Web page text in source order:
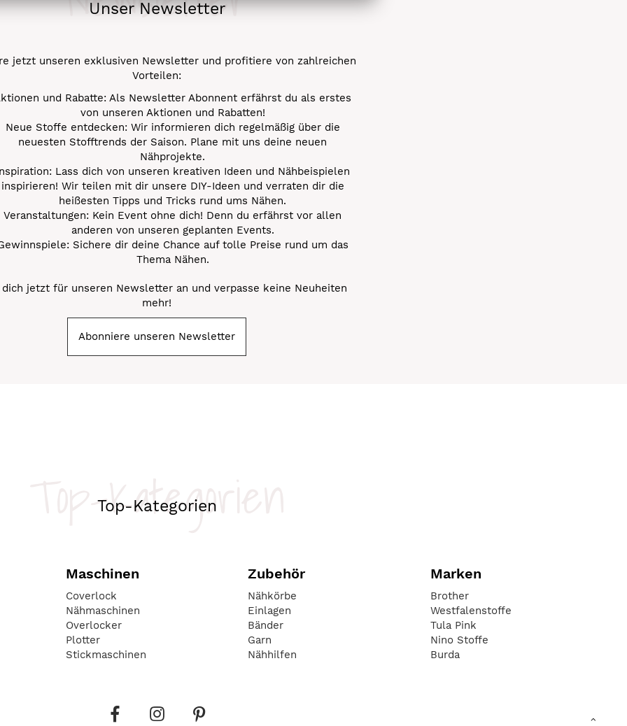
Unser Newsletter
jetzt unseren exklusiven Newsletter und profitiere von zahlreichen
Vorteilen:
und Rabatte: Als Newsletter Abonnent erfährst du als erstes
von unseren Aktionen und Rabatten!
Neue Stoffe entdecken: Wir informieren dich regelmäßig über die
neuesten Stofftrends der Saison. Plane mit uns deine neuen
Nähprojekte.
Lass dich von unseren kreativen Ideen und Nähbeispielen
inspirieren! Wir teilen mit dir unsere DIY-Ideen und verraten dir die
heißesten Tipps und Tricks rund ums Nähen.
Veranstaltungen: Kein Event ohne dich! Denn du erfährst vor allen
anderen von unseren geplanten Events.
Sichere dir deine Chance auf tolle Preise rund um das
Thema Nähen.
dich jetzt für unseren Newsletter an und verpasse keine Neuheiten
mehr!
Abonniere unseren Newsletter
Top-Kategorien
Top-Kategorien
Maschinen
Coverlock
Nähmaschinen
Overlocker
Plotter
Stickmaschinen
Zubehör
Nähkörbe
Einlagen
Bänder
Garn
Nähhilfen
Marken
Brother
Westfalenstoffe
Tula Pink
Nino Stoffe
Burda